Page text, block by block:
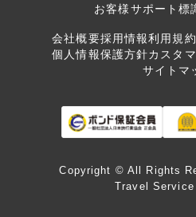
お客様サポート 標
会社概要採用情報利用規約
個人情報保護方針カスタ
サイトマ
Copyright © All Rights
Travel Service